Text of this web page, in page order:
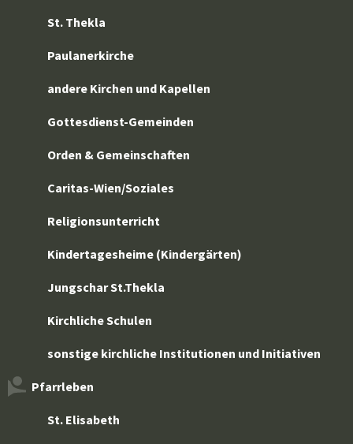
St. Thekla
Paulanerkirche
andere Kirchen und Kapellen
Gottesdienst-Gemeinden
Orden & Gemeinschaften
Caritas-Wien/Soziales
Religionsunterricht
Kindertagesheime (Kindergärten)
Jungschar St.Thekla
Kirchliche Schulen
sonstige kirchliche Institutionen und Initiativen
Pfarrleben
St. Elisabeth